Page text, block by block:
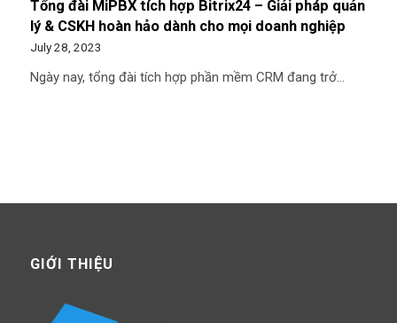
Tổng đài MiPBX tích hợp Bitrix24 – Giải pháp quản
lý & CSKH hoàn hảo dành cho mọi doanh nghiệp
July 28, 2023
Ngày nay, tổng đài tích hợp phần mềm CRM đang trở…
GIỚI THIỆU